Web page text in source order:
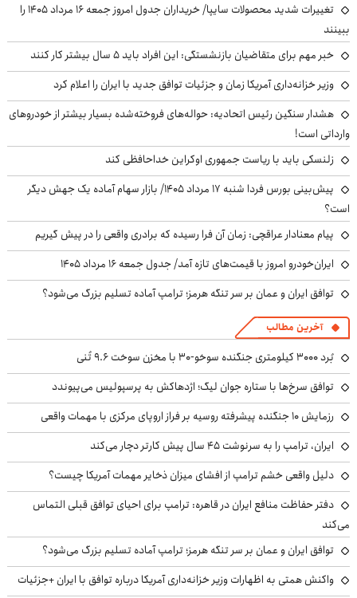
تغییرات شدید محصولات سایپا/ خریداران جدول امروز جمعه ۱۶ مرداد ۱۴۰۵ را
ببینند
خبر مهم برای متقاضیان بازنشستگی: این افراد باید ۵ سال بیشتر کار کنند
وزیر خزانه‌داری آمریکا زمان و جزئیات توافق جدید با ایران را اعلام کرد
هشدار سنگین رئیس اتحادیه: حواله‌های فروخته‌شده بسیار بیشتر از خودروهای
وارداتی است!
زلنسکی باید با ریاست جمهوری اوکراین خداحافظی کند
پیش‌بینی بورس فردا شنبه ۱۷ مرداد ۱۴۰۵/ بازار سهام آماده یک جهش دیگر
است؟
پیام معنادار عراقچی: زمان آن فرا رسیده که برادری واقعی را در پیش گیریم
ایران‌خودرو امروز با قیمت‌های تازه آمد/ جدول جمعه ۱۶ مرداد ۱۴۰۵
توافق ایران و عمان بر سر تنگه هرمز؛ ترامپ آماده تسلیم بزرگ می‌شود؟
آخرین مطالب
بُرد ۳۰۰۰ کیلومتری جنگنده سوخو-۳۰ با مخزن سوخت ۹.۶ تُنی
توافق سرخ‌ها با ستاره جوان لیگ؛ اژدهاکش به پرسپولیس می‌پیوندد
رزمایش ۱۰ جنگنده پیشرفته روسیه بر فراز اروپای مرکزی با مهمات واقعی
ایران، ترامپ را به سرنوشت ۴۵ سال پیش کارتر دچار می‌کند
دلیل واقعی خشم ترامپ از افشای میزان ذخایر مهمات آمریکا چیست؟
دفتر حفاظت منافع ایران در قاهره: ترامپ برای احیای توافق قبلی التماس
می‌کند
توافق ایران و عمان بر سر تنگه هرمز؛ ترامپ آماده تسلیم بزرگ می‌شود؟
واکنش همتی به اظهارات وزیر خزانه‌داری آمریکا درباره توافق با ایران +جزئیات